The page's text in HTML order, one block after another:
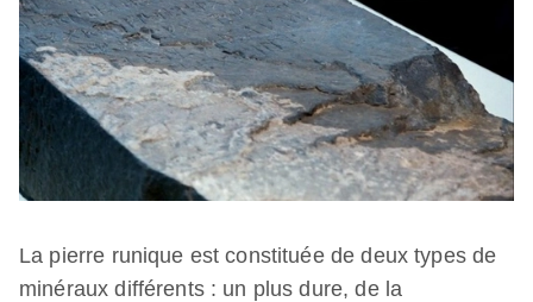
La pierre runique est constituée de deux types de
minéraux différents : un plus dure, de la